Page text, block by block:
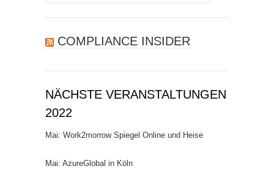
nach:
COMPLIANCE INSIDER
NÄCHSTE VERANSTALTUNGEN
2022
Mai: Work2morrow Spiegel Online und Heise
Mai: AzureGlobal in Köln